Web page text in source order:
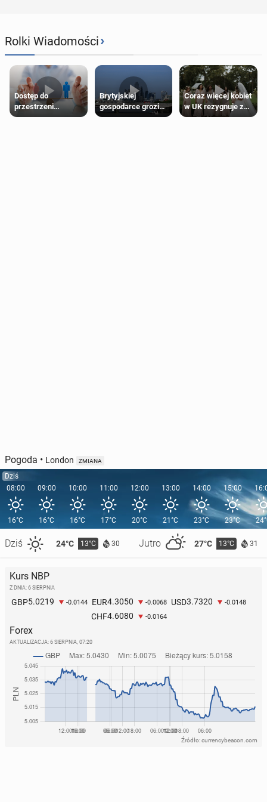
Rolki Wiadomości›
Dostęp do
przestrzeni
przeznaczonych
Brytyjskiej
gospodarce grozi
recesja, jeśli
Coraz więcej kobiet
w UK rezygnuje z
roli druhny na
Pogoda • London ZMIANA
Dziś
08:00
16°C
Dziś 24°C 13°C 30 Jutro 27°C 13°C 31
09:00
16°C
10:00
16°C
11:00
17°C
12:00
20°C
13:00
21°C
14:00
23°C
15:00
23°C
Kurs NBP
Z DNIA: 6 SIERPNIA
GBP5.0219 -0.0144 EUR4.3050 -0.0068 USD3.7320 -0.0148
CHF4.6080 -0.0164
Forex
AKTUALIZACJA: 6 SIERPNIA, 07:20
Źródło: currencybeacon.com